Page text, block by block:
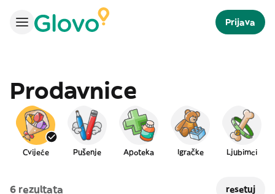
Prijava
Prodavnice
Cvijeće Pušenje Apoteka Igračke Ljubimci
6 rezultata resetuj